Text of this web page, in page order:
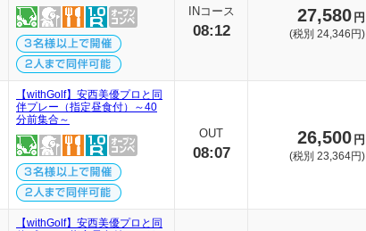
INコース
08:12
27,580円
(税別 24,346円)
【withGolf】安西美優プロと同
伴プレー（指定昼食付）～40
分前集合～
OUT
08:07
26,500円
(税別 23,364円)
【withGolf】安西美優プロと同